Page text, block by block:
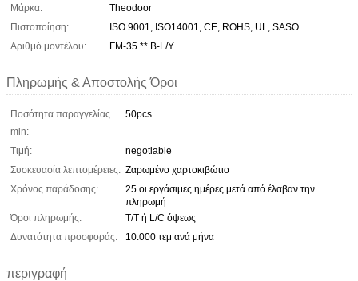
Μάρκα:
Theodoor
Πιστοποίηση:
ISO 9001, ISO14001, CE, ROHS, UL, SASO
Αριθμό μοντέλου:
FM-35 ** Β-L/Y
Πληρωμής & Αποστολής Όροι
Ποσότητα παραγγελίας
min:
50pcs
Τιμή:
negotiable
Συσκευασία λεπτομέρειες: Ζαρωμένο χαρτοκιβώτιο
Χρόνος παράδοσης:
25 οι εργάσιμες ημέρες μετά από έλαβαν την
πληρωμή
Όροι πληρωμής:
T/T ή L/C όψεως
Δυνατότητα προσφοράς:
10.000 τεμ ανά μήνα
περιγραφή